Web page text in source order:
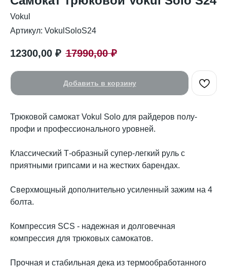
Vokul
Артикул: VokulSoloS24
12300,00 ₽ 17990,00 ₽
Добавить в корзину
Трюковой самокат Vokul Solo для райдеров полу-
профи и профессионального уровней.
Классический Т-образный супер-легкий руль с
приятными грипсами и на жестких барендах.
Сверхмощный дополнительно усиленный зажим на 4
болта.
Компрессия SCS - надежная и долговечная
компрессия для трюковых самокатов.
Прочная и стабильная дека из термообработанного